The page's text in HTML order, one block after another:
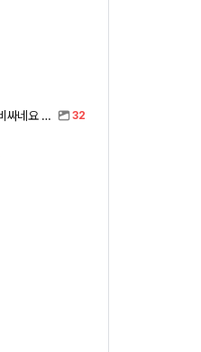
아반떼 풀체인지 가격 나왔는데 진짜 비싸네요 ㅎㅎ 32